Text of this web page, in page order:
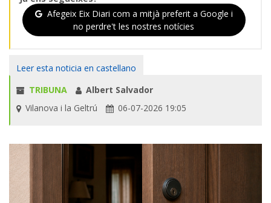
Afegeix Eix Diari com a mitjà preferit a Google i
no perdre't les nostres notícies
Leer esta noticia en castellano
TRIBUNA
Albert Salvador
Vilanova i la Geltrú
06-07-2026 19:05